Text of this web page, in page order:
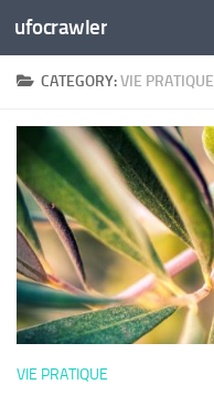
Skip to content
ufocrawler
CATEGORY:VIE PRATIQUE
VIE PRATIQUE